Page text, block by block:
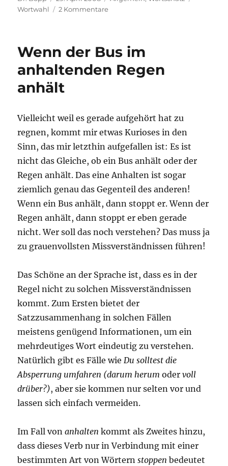
am
Wortwahl
2 Kommentarezu
Wenn der Bus im
anhaltenden Regen
anhält
Vielleicht weil es gerade aufgehört hat zu
regnen, kommt mir etwas Kurioses in den
Sinn, das mir letzthin aufgefallen ist: Es ist
nicht das Gleiche, ob ein Bus anhält oder der
Regen anhält. Das eine Anhalten ist sogar
ziemlich genau das Gegenteil des anderen!
Wenn ein Bus anhält, dann stoppt er. Wenn der
Regen anhält, dann stoppt er eben gerade
nicht. Wer soll das noch verstehen? Das muss ja
zu grauenvollsten Missverständnissen führen!
Das Schöne an der Sprache ist, dass es in der
Regel nicht zu solchen Missverständnissen
kommt. Zum Ersten bietet der
Satzzusammenhang in solchen Fällen
meistens genügend Informationen, um ein
mehrdeutiges Wort eindeutig zu verstehen.
Natürlich gibt es Fälle wieDu solltest die
Absperrung umfahren (darum herumoder voll
drüber?), aber sie kommen nur selten vor und
lassen sich einfach vermeiden.
Im Fall vonanhalten kommt als Zweites hinzu,
dass dieses Verb nur in Verbindung mit einer
bestimmten Art von Wörternstoppen bedeutet